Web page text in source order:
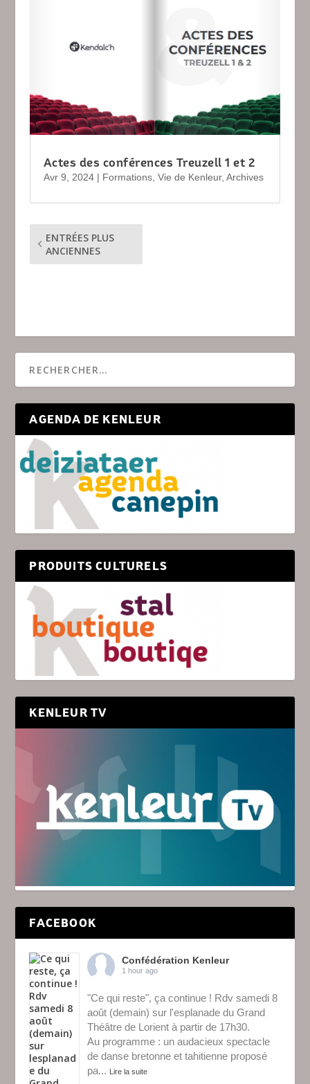
Actes des conférences Treuzell 1 et 2
Avr 9, 2024| Formations, Vie de Kenleur, Archives
ENTRÉES PLUS
ANCIENNES
AGENDA DE KENLEUR
PRODUITS CULTURELS
KENLEUR TV
FACEBOOK
Confédération Kenleur
1 hour ago
"Ce qui reste", ça continue ! Rdv samedi 8
août (demain) sur l'esplanade du Grand
Théâtre de Lorient à partir de 17h30.
Au programme : un audacieux spectacle
de danse bretonne et tahitienne proposé
pa... Lire la suite